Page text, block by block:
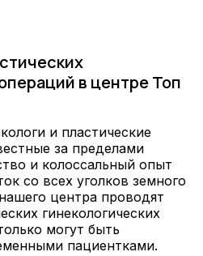
в центре Топ
и пластические
за пределами
и колоссальный опыт
со всех уголков земного
центра проводят
гинекологических
могут быть
пациентками.